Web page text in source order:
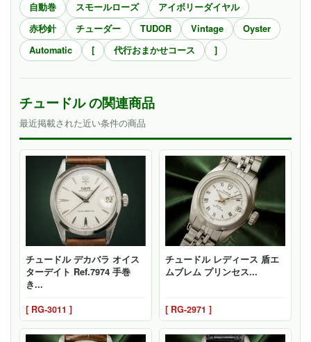
自動巻
スモールローズ
アイボリーダイヤル
赤秒針
チューダー TUDOR Vintage
Oyster
Automatic
[ 代行おまかせコース ]
チュードル の関連商品
最近掲載された近い条件の商品
チュードル デカバラ オイス
ターデイト Ref.7974 手巻
き...
[ RG-3011 ]
チュードル レディース 盾エ
ムブレム プリンセス...
[ RG-2971 ]